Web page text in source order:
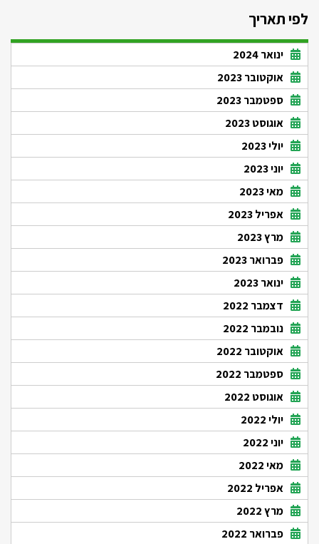
לפי תאריך
ינואר 2024
אוקטובר 2023
ספטמבר 2023
אוגוסט 2023
יולי 2023
יוני 2023
מאי 2023
אפריל 2023
מרץ 2023
פברואר 2023
ינואר 2023
דצמבר 2022
נובמבר 2022
אוקטובר 2022
ספטמבר 2022
אוגוסט 2022
יולי 2022
יוני 2022
מאי 2022
אפריל 2022
מרץ 2022
פברואר 2022